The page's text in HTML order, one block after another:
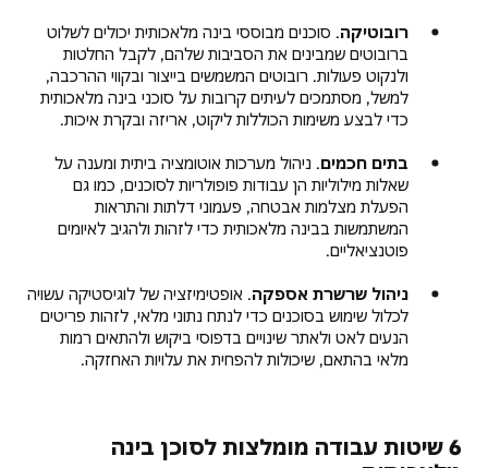
רובוטיקה. סוכנים מבוססי בינה מלאכותית יכולים לשלוט
ברובוטים שמבינים את הסביבות שלהם, לקבל החלטות
ולנקוט פעולות. רובוטים המשמשים בייצור ובקווי ההרכבה,
למשל, מסתמכים לעיתים קרובות על סוכני בינה מלאכותית
כדי לבצע משימות הכוללות ליקוט, אריזה ובקרת איכות.
בתים חכמים. ניהול מערכות אוטומציה ביתית ומענה על
שאלות מילוליות הן עבודות פופולריות לסוכנים, כמו גם
הפעלת מצלמות אבטחה, פעמוני דלתות והתראות
המשתמשות בבינה מלאכותית כדי לזהות ולהגיב לאיומים
פוטנציאליים.
ניהול שרשרת אספקה‬. אופטימיזציה של לוגיסטיקה עשויה
לכלול שימוש בסוכנים כדי לנתח נתוני מלאי, לזהות פריטים
הנעים לאט ולאתר שינויים בדפוסי ביקוש ולהתאים רמות
מלאי בהתאם, שיכולות להפחית את עלויות האחזקה.
6 שיטות עבודה מומלצות לסוכן בינה